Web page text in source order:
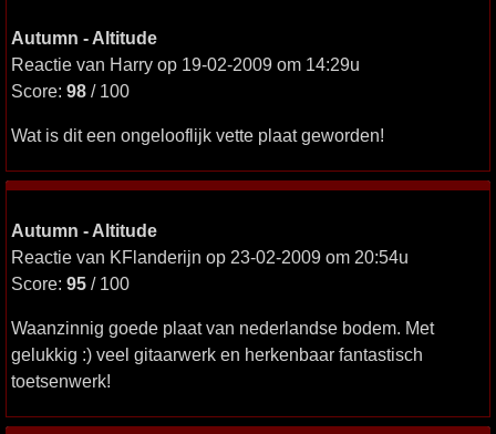
Autumn - Altitude
Reactie van Harry op 19-02-2009 om 14:29u
Score: 98 / 100
Wat is dit een ongelooflijk vette plaat geworden!
Autumn - Altitude
Reactie van KFlanderijn op 23-02-2009 om 20:54u
Score: 95 / 100
Waanzinnig goede plaat van nederlandse bodem. Met
gelukkig :) veel gitaarwerk en herkenbaar fantastisch
toetsenwerk!